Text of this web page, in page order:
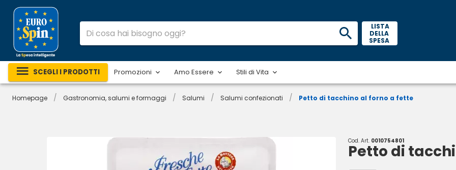
LISTA
DELLA
SPESA
SCEGLI I PRODOTTI Promozioni Amo Essere Stili di Vita
Homepage / Gastronomia, salumi e formaggi / Salumi / Salumi confezionati / Petto di tacchino al forno a fette
Cod. Art. 0010754801
Petto di